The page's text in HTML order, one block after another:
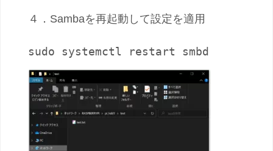
４．Sambaを再起動して設定を適用
sudo systemctl restart smbd